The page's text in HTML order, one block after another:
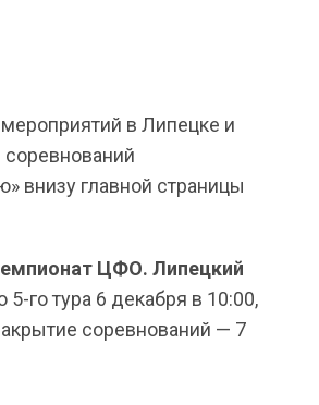
в Липецке и
внизу главной страницы
ЦФО. Липецкий
5-го тура 6 декабря в 10:00,
соревнований — 7